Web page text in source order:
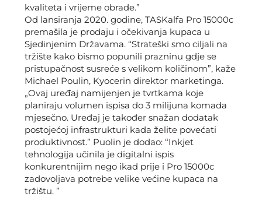
kvaliteta i vrijeme obrade.”
Od lansiranja 2020. godine, TASKalfa Pro 15000c
premašila je prodaju i očekivanja kupaca u
Sjedinjenim Državama. “Strateški smo ciljali na
tržište kako bismo popunili prazninu gdje se
pristupačnost susreće s velikom količinom”, kaže
Michael Poulin, Kyocerin direktor marketinga.
„Ovaj uređaj namijenjen je tvrtkama koje
planiraju volumen ispisa do 3 milijuna komada
mjesečno. Uređaj je također snažan dodatak
postojećoj infrastrukturi kada želite povećati
produktivnost.” Puolin je dodao: “Inkjet
tehnologija učinila je digitalni ispis
konkurentnijim nego ikad prije i Pro 15000c
zadovoljava potrebe velike većine kupaca na
tržištu. ”